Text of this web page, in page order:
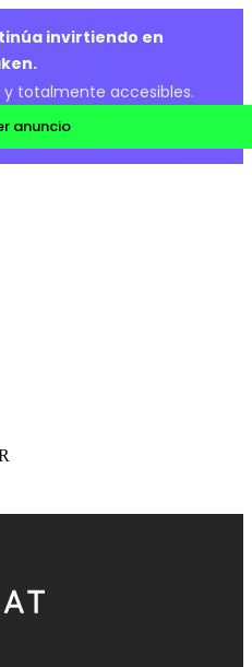
invirtiendo en
y totalmente accesibles.
anuncio